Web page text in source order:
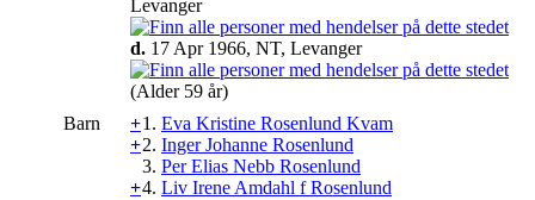
Levanger
d. 17 Apr 1966, NT, Levanger
(Alder 59 år)
Barn
+1. Eva Kristine Rosenlund Kvam
+2. Inger Johanne Rosenlund
3. Per Elias Nebb Rosenlund
+4. Liv Irene Amdahl f Rosenlund